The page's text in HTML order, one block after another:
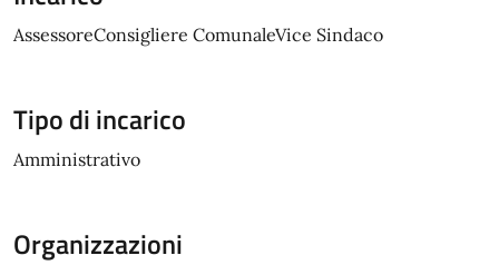
AssessoreConsigliere ComunaleVice Sindaco
Tipo di incarico
Amministrativo
Organizzazioni